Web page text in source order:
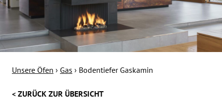
Unsere Öfen › Gas › Bodentiefer Gaskamin
< ZURÜCK ZUR ÜBERSICHT